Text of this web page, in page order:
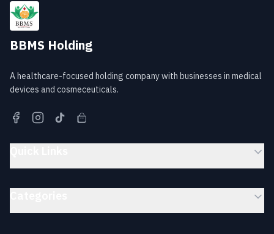
BBMS Holding
A healthcare-focused holding company with businesses in medical
devices and cosmeceuticals.